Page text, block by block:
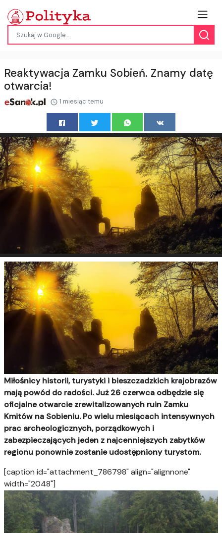
Reaktywacja Zamku Sobień. Znamy datę
otwarcia!
1 miesiąc temu
Miłośnicy historii, turystyki i bieszczadzkich krajobrazów
mają powód do radości. Już 26 czerwca odbędzie się
oficjalne otwarcie zrewitalizowanych ruin Zamku
Kmitów na Sobieniu. Po wielu miesiącach intensywnych
prac archeologicznych, porządkowych i
zabezpieczających jeden z najcenniejszych zabytków
regionu ponownie zostanie udostępniony turystom.
[caption id="attachment_786798" align="alignnone"
width="2048"]